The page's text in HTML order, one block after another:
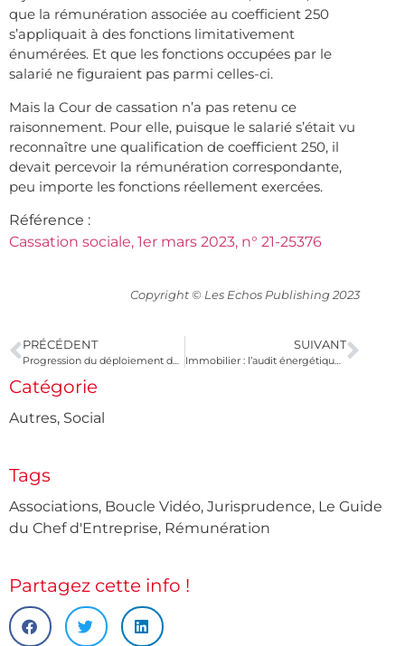
que la rémunération associée au coefficient 250
s’appliquait à des fonctions limitativement
énumérées. Et que les fonctions occupées par le
salarié ne figuraient pas parmi celles-ci.
Mais la Cour de cassation n’a pas retenu ce
raisonnement. Pour elle, puisque le salarié s’était vu
reconnaître une qualification de coefficient 250, il
devait percevoir la rémunération correspondante,
peu importe les fonctions réellement exercées.
Référence :
Cassation sociale, 1er mars 2023, n° 21-25376
Copyright © Les Echos Publishing 2023
PRÉCÉDENT SUIVANT
Immobilier : l’audit énergétique est obligatoire depuis le 1 avril 2023
Catégorie
Autres, Social
Tags
Associations, Boucle Vidéo, Jurisprudence, Le Guide
du Chef d'Entreprise, Rémunération
Partagez cette info !